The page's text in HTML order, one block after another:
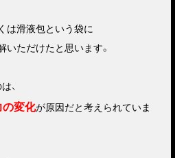
は滑液包という袋に
ただけたと思います。
、
変化が原因だと考えられていま